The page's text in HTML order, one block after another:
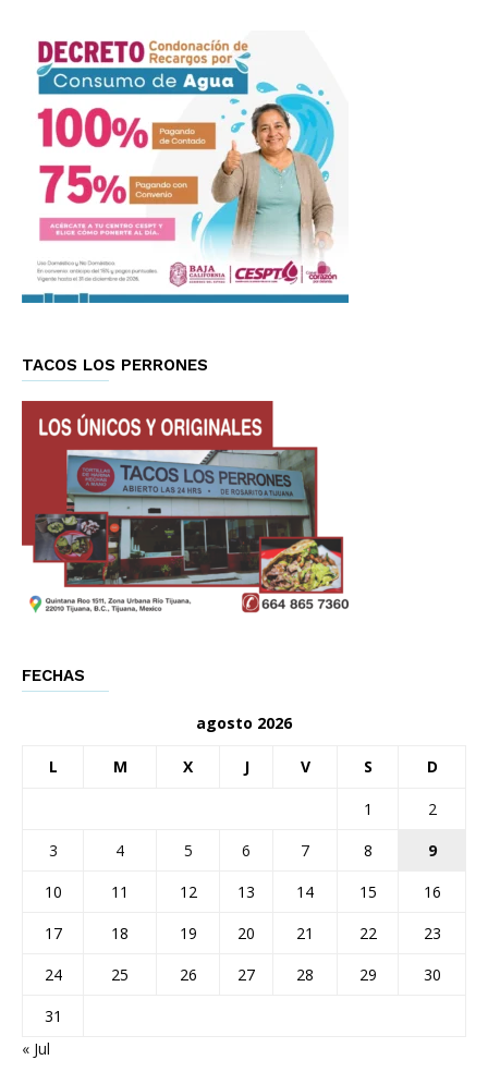
TACOS LOS PERRONES
FECHAS
agosto 2026
L M X J V S D
1
2
3
4 5 6 7 8
9
10
11 12 13 14 15
16
17
18 19 20 21 22
23
24
25 26 27 28 29
30
31
« Jul